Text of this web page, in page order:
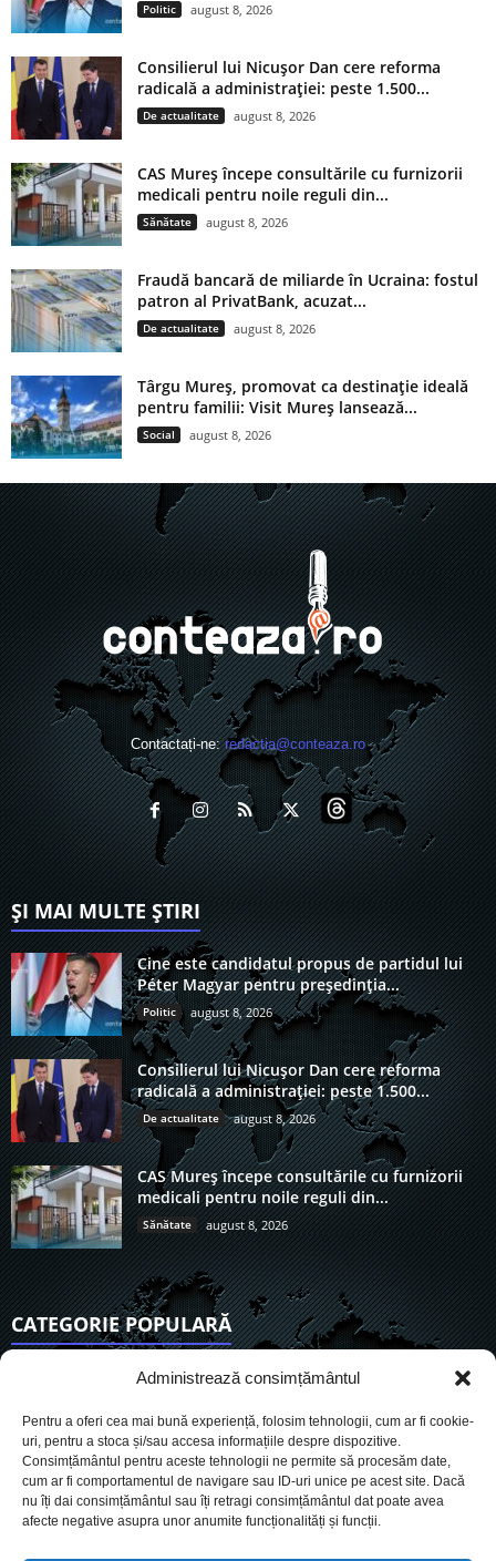
Administrează consimțământul
Pentru a oferi cea mai bună experiență, folosim tehnologii, cum ar fi cookie-
uri, pentru a stoca și/sau accesa informațiile despre dispozitive.
Consimțământul pentru aceste tehnologii ne permite să procesăm date,
cum ar fi comportamentul de navigare sau ID-uri unice pe acest site. Dacă
nu îți dai consimțământul sau îți retragi consimțământul dat poate avea
afecte negative asupra unor anumite funcționalități și funcții.
Politic august 8, 2026
Consilierul lui Nicușor Dan cere reforma
radicală a administrației: peste 1.500...
De actualitate august 8, 2026
CAS Mureș începe consultările cu furnizorii
medicali pentru noile reguli din...
Sănătate august 8, 2026
Fraudă bancară de miliarde în Ucraina: fostul
patron al PrivatBank, acuzat...
De actualitate august 8, 2026
Târgu Mureș, promovat ca destinație ideală
pentru familii: Visit Mureș lansează...
Social august 8, 2026
Contactați-ne:redactia@conteaza.ro
ȘI MAI MULTE ȘTIRI
Cine este candidatul propus de partidul lui
Péter Magyar pentru președinția...
Politic august 8, 2026
Consilierul lui Nicușor Dan cere reforma
radicală a administrației: peste 1.500...
De actualitate august 8, 2026
CAS Mureș începe consultările cu furnizorii
medicali pentru noile reguli din...
Sănătate august 8, 2026
CATEGORIE POPULARĂ
6921
Social
Politic
Economie